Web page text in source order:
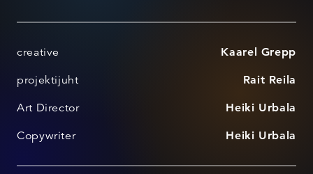
creative Kaarel Grepp
projektijuht Rait Reila
Art Director Heiki Urbala
Copywriter Heiki Urbala